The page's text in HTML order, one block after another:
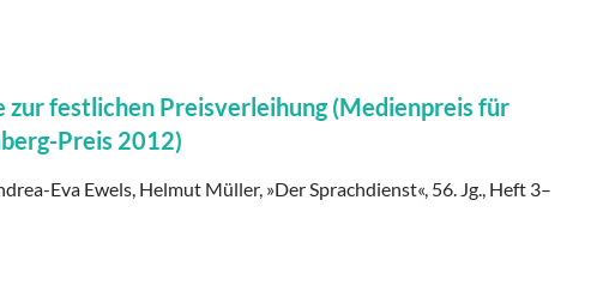
festlichen Preisverleihung (Medienpreis für
Preis 2012)
Eva Ewels, Helmut Müller, »Der Sprachdienst«, 56. Jg., Heft 3–